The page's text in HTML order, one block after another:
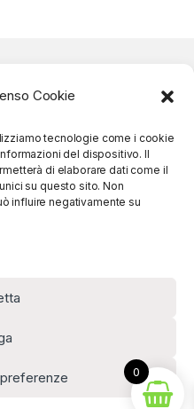
Cookie
tecnologie come i cookie
del dispositivo. Il
di elaborare dati come il
su questo sito. Non
influire negativamente su
091
0